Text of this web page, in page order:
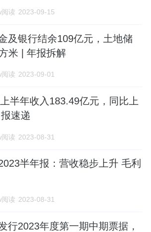
读 2023-09-15
及银行结余109亿元，土地储
米 | 年报拆解
读 2023-09-01
半年收入183.49亿元，同比上
速递
读 2023-08-31
半年报：营收稳步上升 毛利
读 2023-08-31
行2023年度第一期中期票据，